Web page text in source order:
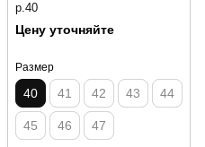
р.40
Цену уточняйте
Размер
40 41 42 43 44
45 46 47